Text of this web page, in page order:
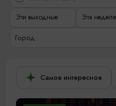
Эти выходные Эта неделя
Город
Самое интересное